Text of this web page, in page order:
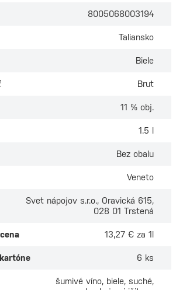
8005068003194
Taliansko
Biele
Brut
11 % obj.
1.5 l
Bez obalu
Veneto
Svet nápojov s.r.o., Oravická 615,
028 01 Trstená
13,27 € za 1l
6 ks
šumivé víno, biele, suché,